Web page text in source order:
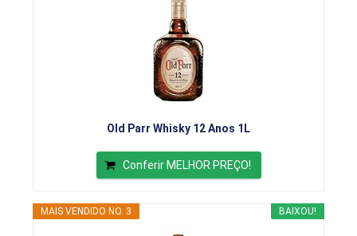
Old Parr Whisky 12 Anos 1L
Conferir MELHOR PREÇO!
BAIXOU!
MAIS VENDIDO NO. 3